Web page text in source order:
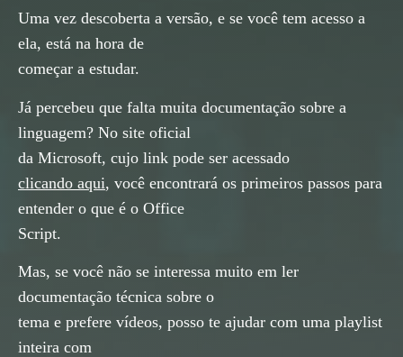
Uma vez descoberta a versão, e se você tem acesso a
ela, está na hora de
começar a estudar.
Já percebeu que falta muita documentação sobre a
linguagem? No site oficial
da Microsoft, cujo link pode ser acessado
clicando aqui, você encontrará os primeiros passos para
entender o que é o Office
Script.
Mas, se você não se interessa muito em ler
documentação técnica sobre o
tema e prefere vídeos, posso te ajudar com uma playlist
inteira com